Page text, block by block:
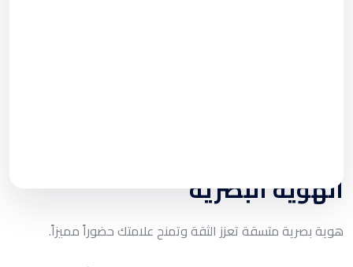
الهوية البصرية
هوية بصرية متسقة تعزز الثقة وتمنح علامتك حضوراً مميزاً.